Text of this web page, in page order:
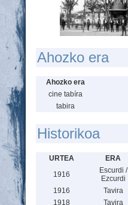
Ahozko era
Ahozko era
cine tabíra
tabira
Historikoa
URTEA ERA
1916
Escurdi /
Ezcurdi
1916
Tavira
1918
Tavira